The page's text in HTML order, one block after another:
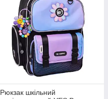
Рюкзак шкільний